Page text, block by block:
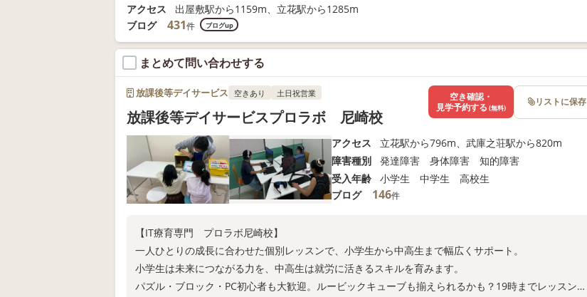
アクセス
出屋敷駅から1159m、立花駅から1285m
ブログ
431件 ブログup
まとめて問い合わせする
放課後等デイサービス 空きあり 土日祝営業
放課後等デイサービスプロラボ 尼崎校
アクセス
立花駅から796m、武庫之荘駅から820m
障害種別
発達障害 身体障害 知的障害
受入年齢
小学生 中学生 高校生
ブログ
146件
【IT療育専門 プロラボ尼崎校】
一人ひとりの成長に合わせた個別レッスンで、小学生から中高生まで幅広くサポート。
小学生は未来につながる力を、中高生は就労に活きるスキルを育みます。
パズル・ブロック・PC初心者も大歓迎。ルービックキューブも揃えられるかも？19時までレッスン
空き確認・
見学予約する (無料) リストに保存